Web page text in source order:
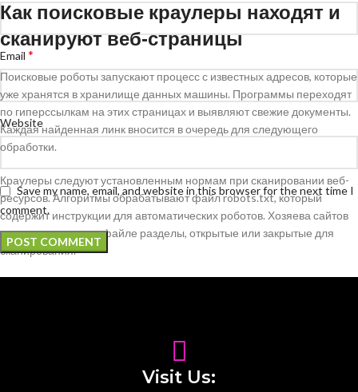
Как поисковые краулеры находят и
сканируют веб‑страницы
Поисковые роботы запускают процесс с известных адресов, которые
уже хранятся в хранилище данных машины. Программы переходят
по гиперссылкам на этих страницах и выявляют свежие документы.
Каждая найденная линк вносится в очередь для следующего
обработки.
Краулеры следуют установленным нормам при сканировании веб-
ресурсов. Алгоритмы обрабатывают файл robots.txt, который
содержит инструкции для автоматических роботов. Хозяева сайтов
определяют в этом файле разделы, открытые или закрытые для
сканирования.
Алгоритмы анализируют внутреннюю архитектуру через меню блоки
и схему сайта. Файл sitemap.xml включает перечень всех ключевых
Email *
Website
Save my name, email, and website in this browser for the next time I
comment.
Visit Us: